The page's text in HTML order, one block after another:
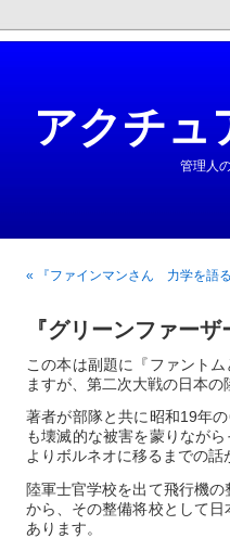
アクチュ
管理人
« 『ファインマンさん 力学を語
『グリーンファー
この本は副題に『ファント
ますが、第二次大戦の日本
著者が部隊と共に昭和19年
も壊滅的な被害を蒙りなが
よりボルネオに移るまでの
陸軍士官学校を出て飛行機
から、その整備将校として
あります。